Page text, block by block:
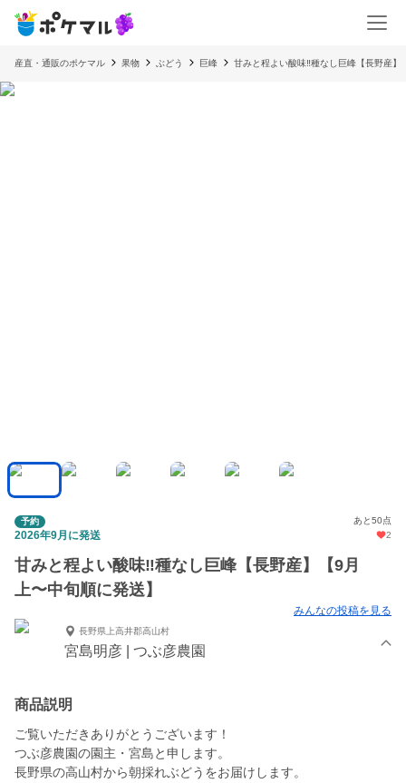
産直・通販のポケマル 果物 ぶどう 巨峰 甘みと程よい酸味‼︎種なし巨峰【長野産】
予約 あと50点
2026年9月に発送 2
甘みと程よい酸味‼︎種なし巨峰【長野産】【9月
上〜中旬順に発送】
みんなの投稿を見る
長野県上高井郡高山村
宮島明彦 | つぶ彦農園
商品説明
ご覧いただきありがとうございます！
つぶ彦農園の園主・宮島と申します。
長野県の高山村から朝採れぶどうをお届けします。